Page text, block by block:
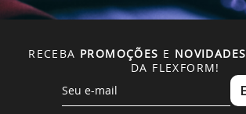
RECEBA PROMOÇÕES E NOVIDADES
DA FLEXFORM!